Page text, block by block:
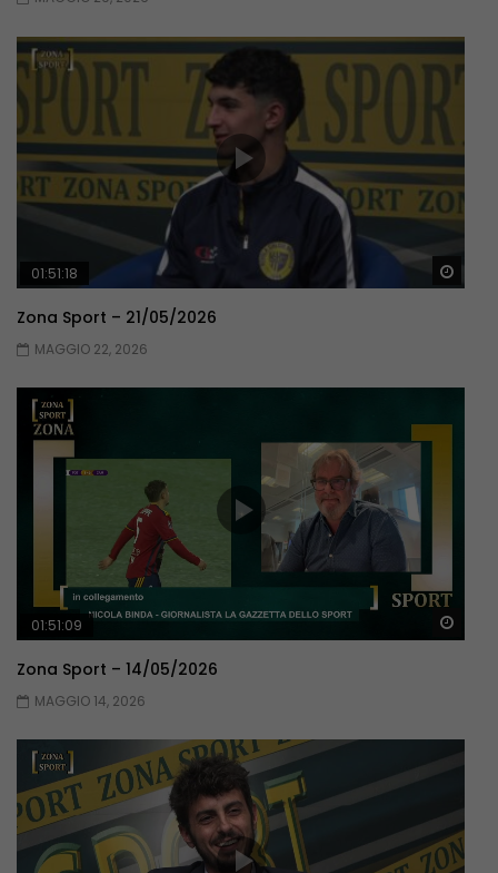
01:51:18
Zona Sport – 21/05/2026
MAGGIO 22, 2026
01:51:09
Zona Sport – 14/05/2026
MAGGIO 14, 2026